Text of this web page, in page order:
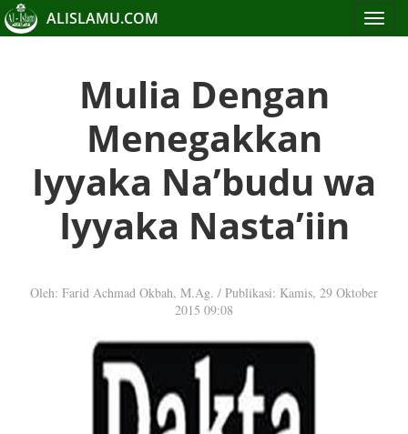
Toggle
ALISLAMU.COM
Mulia Dengan
Menegakkan
Iyyaka Na’budu wa
Iyyaka Nasta’iin
Oleh: Farid Achmad Okbah, M.Ag. / Publikasi: Kamis, 29 Oktober
2015 09:08